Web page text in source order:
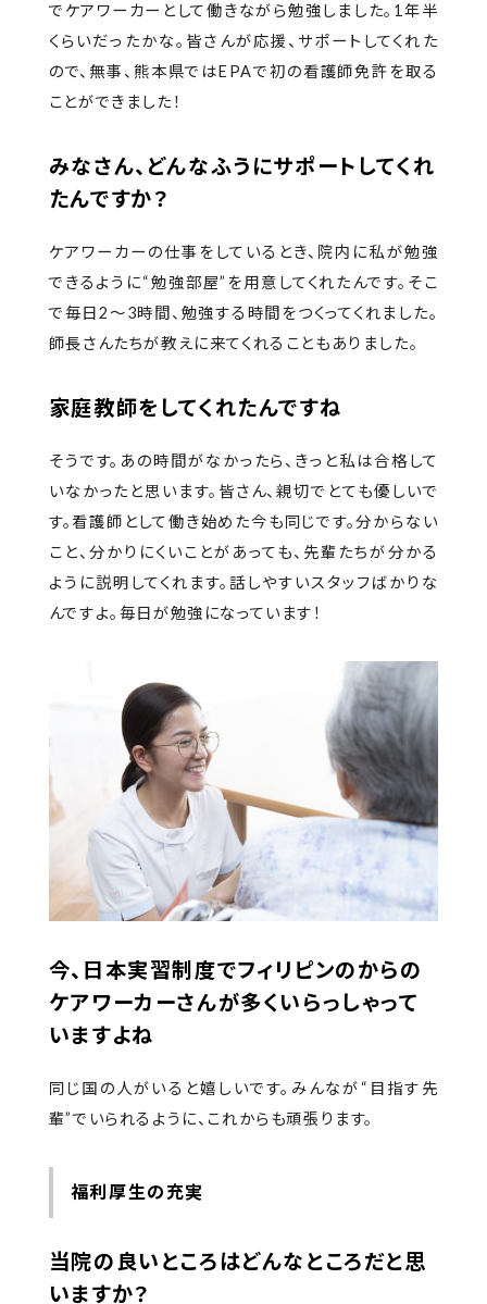
でケアワーカーとして働きながら勉強しました。1年半
くらいだったかな。皆さんが応援、サポートしてくれた
ので、無事、熊本県ではEPAで初の看護師免許を取る
ことができました！
みなさん、どんなふうにサポートしてくれ
たんですか？
ケアワーカーの仕事をしているとき、院内に私が勉強
できるように“勉強部屋”を用意してくれたんです。そこ
で毎日2～3時間、勉強する時間をつくってくれました。
師長さんたちが教えに来てくれることもありました。
家庭教師をしてくれたんですね
そうです。あの時間がなかったら、きっと私は合格して
いなかったと思います。皆さん、親切でとても優しいで
す。看護師として働き始めた今も同じです。分からない
こと、分かりにくいことがあっても、先輩たちが分かる
ように説明してくれます。話しやすいスタッフばかりな
んですよ。毎日が勉強になっています！
今、日本実習制度でフィリピンのからの
ケアワーカーさんが多くいらっしゃって
いますよね
同じ国の人がいると嬉しいです。みんなが“目指す先
輩”でいられるように、これからも頑張ります。
福利厚生の充実
当院の良いところはどんなところだと思
いますか？